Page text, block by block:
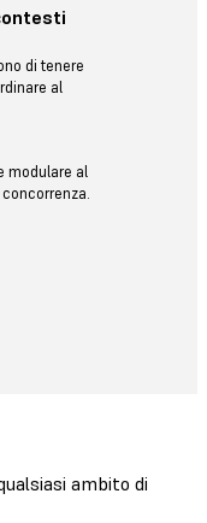
di tenere
al
modulare al
ambito di